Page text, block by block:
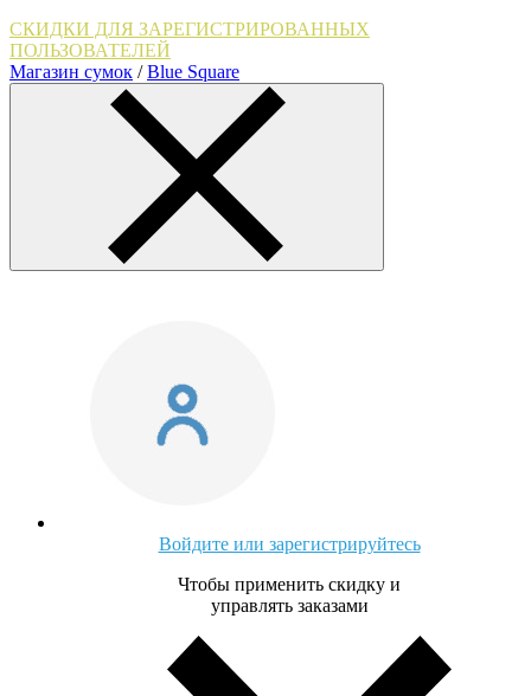
СКИДКИ ДЛЯ ЗАРЕГИСТРИРОВАННЫХ
ПОЛЬЗОВАТЕЛЕЙ
Магазин сумок /Blue Square
Войдите или зарегистрируйтесь
Чтобы применить скидку и
управлять заказами